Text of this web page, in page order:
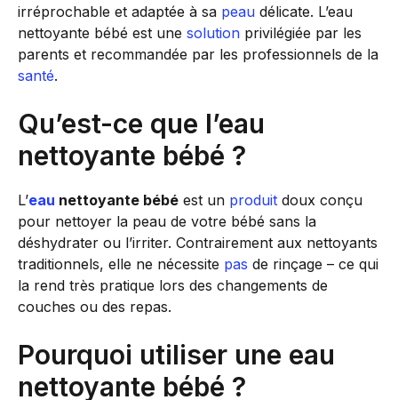
irréprochable et adaptée à sa peau délicate. L’eau
nettoyante bébé est une solution privilégiée par les
parents et recommandée par les professionnels de la
santé.
Qu’est-ce que l’eau
nettoyante bébé ?
L’eau nettoyante bébé est un produit doux conçu
pour nettoyer la peau de votre bébé sans la
déshydrater ou l’irriter. Contrairement aux nettoyants
traditionnels, elle ne nécessite pas de rinçage – ce qui
la rend très pratique lors des changements de
couches ou des repas.
Pourquoi utiliser une eau
nettoyante bébé ?